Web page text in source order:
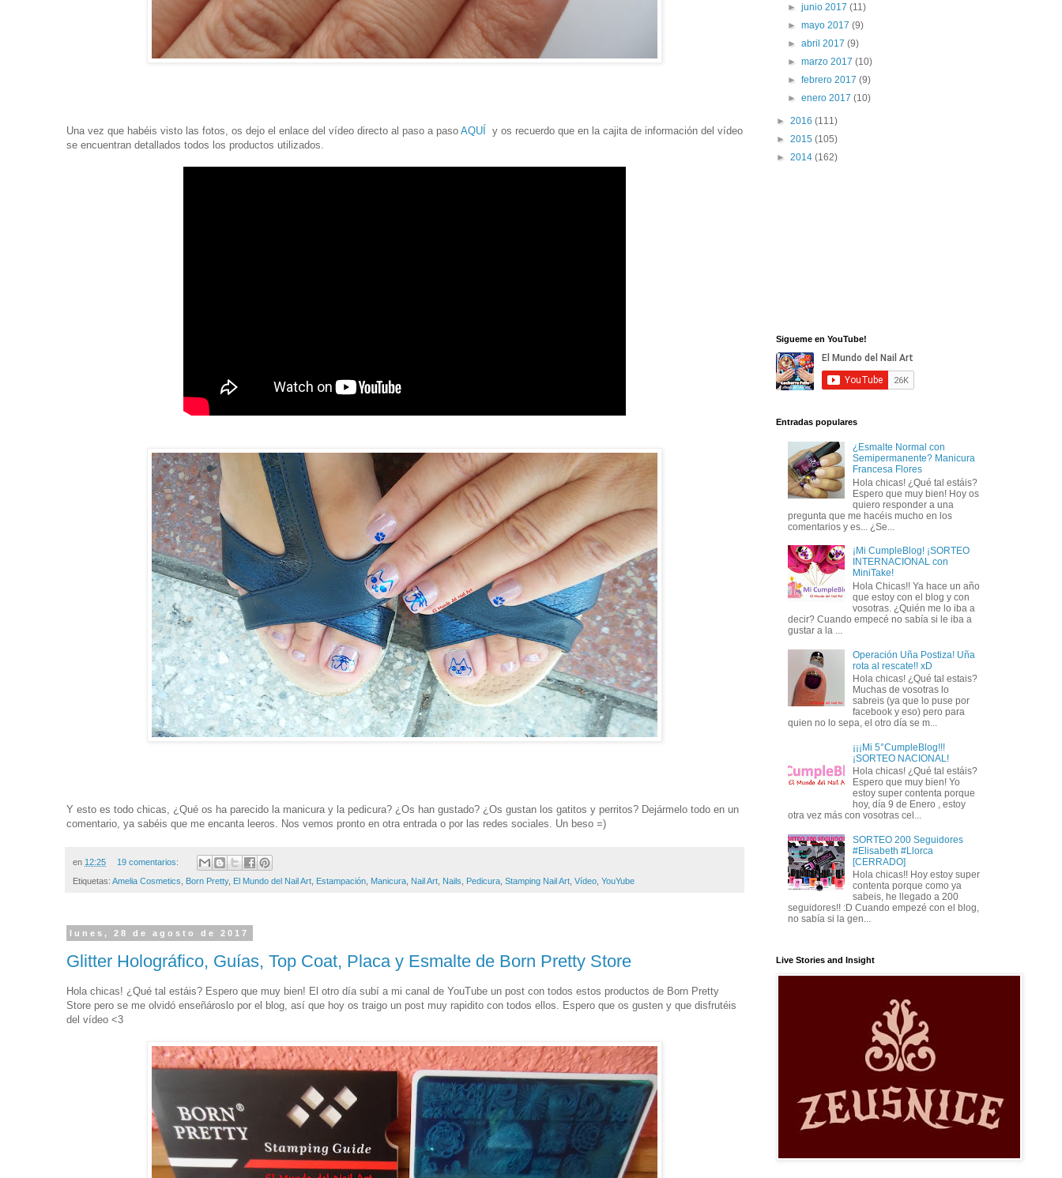
Una vez que habéis visto las fotos, os dejo el enlace del vídeo directo al paso a paso AQUÍ y os recuerdo que en la cajita de información del vídeo
se encuentran detallados todos los productos utilizados.
Y esto es todo chicas, ¿Qué os ha parecido la manicura y la pedicura? ¿Os han gustado? ¿Os gustan los gatitos y perritos? Dejármelo todo en un
comentario, ya sabéis que me encanta leeros. Nos vemos pronto en otra entrada o por las redes sociales. Un beso =)
en 12:25 19 comentarios:
Etiquetas: Amelia Cosmetics Born Pretty, El Mundo del Nail Art Estampación Manicura Nail Art Nails Pedicura Stamping Nail Art Vídeo YouYube
lunes, 28 de agosto de 2017
Glitter Holográfico, Guías, Top Coat, Placa y Esmalte de Born Pretty Store
Hola chicas! ¿Qué tal estáis? Espero que muy bien! El otro día subí a mi canal de YouTube un post con todos estos productos de Born Pretty
Store pero se me olvidó enseñároslo por el blog, así que hoy os traigo un post muy rapidito con todos ellos. Espero que os gusten y que disfrutéis
del vídeo <3
►junio 2017(11)
►mayo 2017(9)
►abril 2017(9)
►marzo 2017(10)
►febrero 2017(9)
►enero 2017(10)
► 2016 (111)
► 2015 (105)
► 2014 (162)
Sigueme en YouTube!
Entradas populares
¿Esmalte Normal con
Semipermanente? Manicura
Francesa Flores
Hola chicas! ¿Qué tal estáis?
Espero que muy bien! Hoy os
quiero responder a una
pregunta que me hacéis mucho en los
comentarios y es... ¿Se...
¡Mi CumpleBlog! ¡SORTEO
INTERNACIONAL con
MiniTake!
Hola Chicas!! Ya hace un año
que estoy con el blog y con
vosotras. ¿Quién me lo iba a
decir? Cuando empecé no sabía si le iba a
gustar a la ...
Operación Uña Postiza! Uña
rota al rescate!! xD
Hola chicas! ¿Qué tal estais?
Muchas de vosotras lo
sabreis (ya que lo puse por
facebook y eso) pero para
quien no lo sepa, el otro día se m...
¡¡¡Mi 5°CumpleBlog!!!
¡SORTEO NACIONAL!
Hola chicas! ¿Qué tal estáis?
Espero que muy bien! Yo
estoy super contenta porque
hoy, día 9 de Enero , estoy
otra vez más con vosotras cel...
SORTEO 200 Seguidores
#Elisabeth #Llorca
[CERRADO]
Hola chicas!! Hoy estoy super
contenta porque como ya
sabeis, he llegado a 200
seguidores!! :D Cuando empezé con el blog,
no sabía si la gen...
Live Stories and Insight